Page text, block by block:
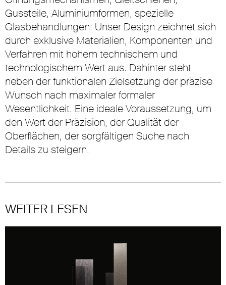
Gussteile, Aluminiumformen, spezielle
Glasbehandlungen: Unser Design zeichnet sich
durch exklusive Materialien, Komponenten und
Verfahren mit hohem technischem und
technologischem Wert aus. Dahinter steht
neben der funktionalen Zielsetzung der präzise
Wunsch nach maximaler formaler
Wesentlichkeit. Eine ideale Voraussetzung, um
den Wert der Präzision, der Qualität der
Oberflächen, der sorgfältigen Suche nach
Details zu steigern.
WEITER LESEN